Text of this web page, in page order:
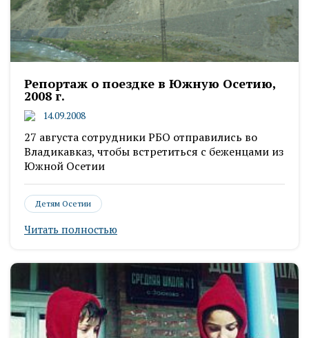
Репортаж о поездке в Южную Осетию,
2008 г.
14.09.2008
27 августа сотрудники РБО отправились во
Владикавказ, чтобы встретиться с беженцами из
Южной Осетии
Детям Осетии
Читать полностью